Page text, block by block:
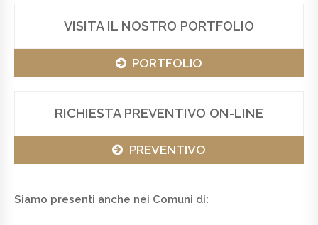
VISITA IL NOSTRO PORTFOLIO
PORTFOLIO
RICHIESTA PREVENTIVO ON-LINE
PREVENTIVO
Siamo presenti anche nei Comuni di: